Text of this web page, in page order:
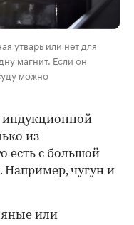
утварь или нет для
магнит. Если он
можно
индукционной
из
есть с большой
чугун и
или